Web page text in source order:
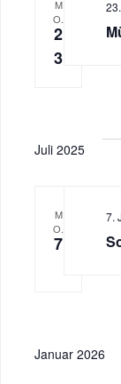
M
O.
2
3
Juli 2025
M
O.
7
7.
Januar 2026